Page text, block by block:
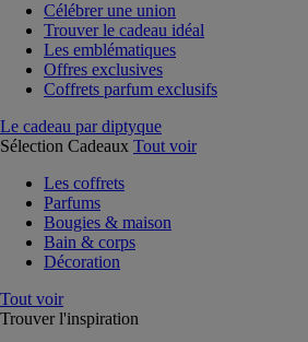
Célébrer une union
Trouver le cadeau idéal
Les emblématiques
Offres exclusives
Coffrets parfum exclusifs
Le cadeau par diptyque
Sélection Cadeaux Tout voir
Les coffrets
Parfums
Bougies & maison
Bain & corps
Décoration
Tout voir
Trouver l'inspiration